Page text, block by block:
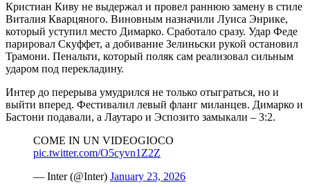
Кристиан Киву не выдержал и провел раннюю замену в стиле
Виталия Кварцяного. Виновным назначили Луиса Энрике,
который уступил место Димарко. Сработало сразу. Удар Феде
парировал Скуффет, а добивание Зелиньски рукой остановил
Трамони. Пенальти, который поляк сам реализовал сильным
ударом под перекладину.
Интер до перерыва умудрился не только отыграться, но и
выйти вперед. Фестивалил левый фланг миланцев. Димарко и
Бастони подавали, а Лаутаро и Эспозито замыкали – 3:2.
COME IN UN VIDEOGIOCO
pic.twitter.com/O5cyvn1Z2Z
— Inter (@Inter) January 23, 2026